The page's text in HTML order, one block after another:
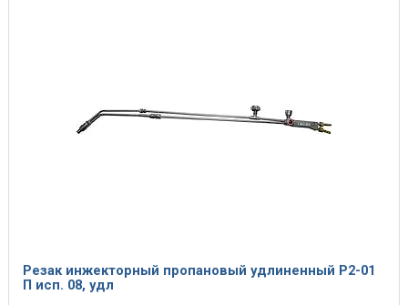
Резак инжекторный пропановый удлиненный Р2-01
П исп. 08, удл